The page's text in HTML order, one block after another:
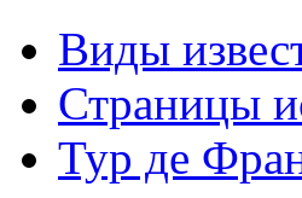
Виды
Страницы
Тур де